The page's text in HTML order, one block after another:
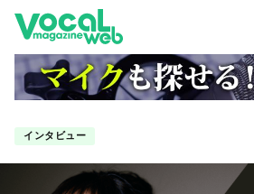
インタビュー